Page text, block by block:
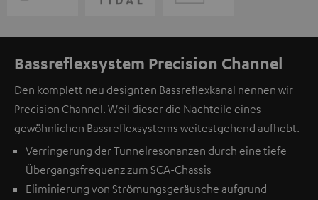
Bassreflexsystem Precision Channel
Den komplett neu designten Bassreflexkanal nennen wir
Precision Channel. Weil dieser die Nachteile eines
gewöhnlichen Bassreflexsystems weitestgehend aufhebt.
Verringerung der Tunnelresonanzen durch eine tiefe
Übergangsfrequenz zum SCA-Chassis
Eliminierung von Strömungsgeräusche aufgrund